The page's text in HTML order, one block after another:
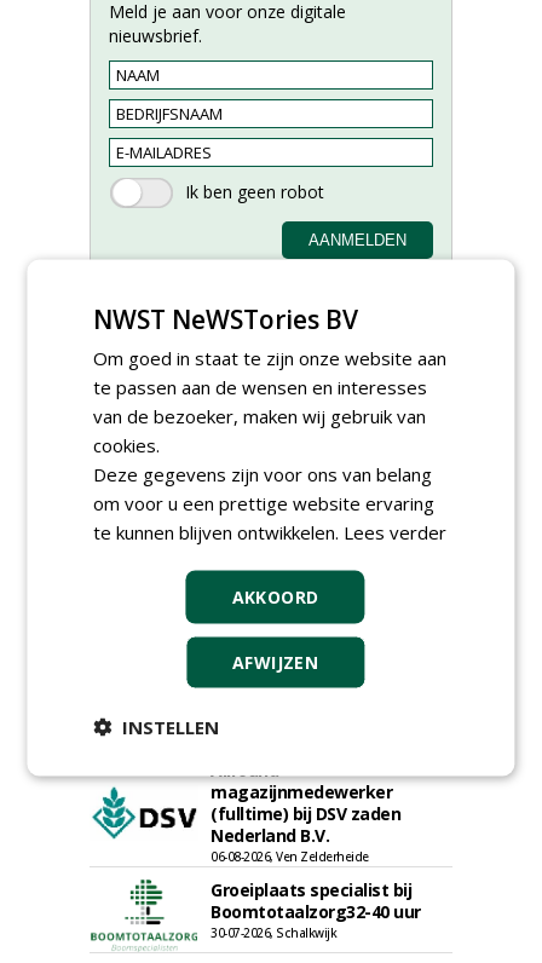
Meld je aan voor onze digitale
nieuwsbrief.
Proefveldmedewerker/
Chauffeur
landbouwmachines bij DSV
06-08-2026, Ven-Zelderheide
Kasmedewerker (fulltime) bij
DSV zaden Nederland B.V.
Projectleider Sport bij Antea
Realisatie
15-07-2026, Almere, Maastricht,
Uitvoerder civiele techniek &
15-07-2026, Capelle a/d IJssel, Maastricht
Allround
magazijnmedewerker
(fulltime) bij DSV zaden
Nederland B.V.
06-08-2026, Ven Zelderheide
Groeiplaats specialist bij
Boomtotaalzorg32-40 uur
30-07-2026, Schalkwijk
NWST NeWSTories BV
Om goed in staat te zijn onze website aan
te passen aan de wensen en interesses
van de bezoeker, maken wij gebruik van
cookies.
Deze gegevens zijn voor ons van belang
om voor u een prettige website ervaring
te kunnen blijven ontwikkelen. Lees verder
AKKOORD
AFWIJZEN
INSTELLEN